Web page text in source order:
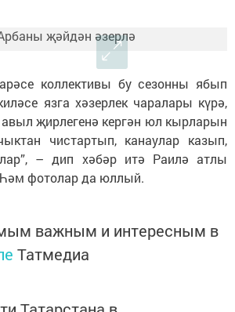
коллективы бу сезонны ябып
язга хәзерлек чаралары күрә,
авыл җирлегенә кергән юл кырларын
чистартып, канаулар казып,
– дип хәбәр итә Раилә атлы
фотолар да юллый.
важным и интересным в
Татмедиа